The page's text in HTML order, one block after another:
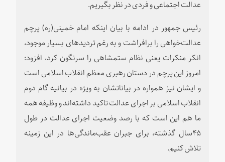
عدالت اجتماعی و فردی در نظر بگیریم.
رئیس جمهور در ادامه با بیان اینکه امام خمینی(ره) پرچم
عدالت‌خواهی را برافراشت و به رغم تردیدهای بسیار موجود،
انکر منکرات یعنی نظام ستمشاهی را سرنگون کرد، افزود:
امروز این پرچم در دستان رهبری معظم انقلاب اسلامی است
و ایشان نیز همواره در بیاناتشان به ویژه در بیانیه گام دوم
انقلاب اسلامی بر اجرای عدالت تاکید داشته‌اند و وظیفه همه
ما هم این است که با رصد وضعیت اجرای عدالت در طول
۴۵سال گذشته، برای جبران عقب‌ماندگی‌ها در این زمینه
تلاش کنیم.